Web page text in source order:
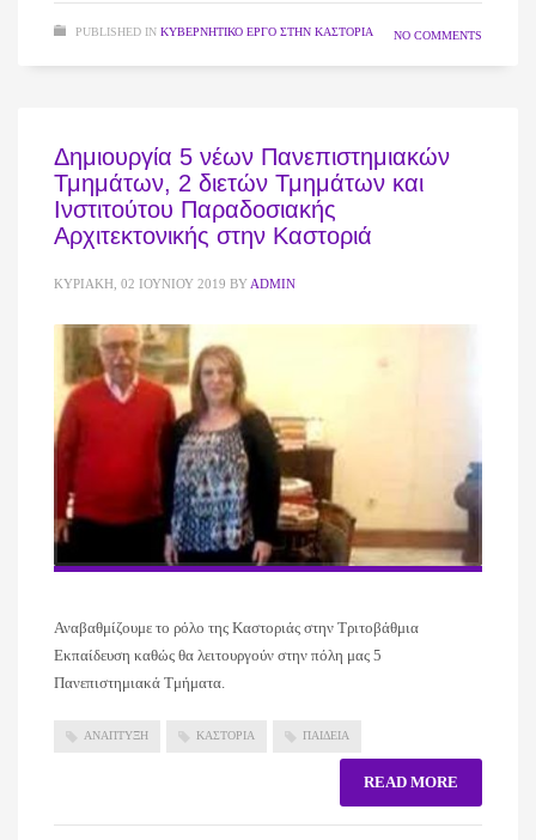
PUBLISHED IN ΚΥΒΕΡΝΗΤΙΚΌ ΈΡΓΟ ΣΤΗΝ ΚΑΣΤΟΡΙΆ NO COMMENTS
Δημιουργία 5 νέων Πανεπιστημιακών
Τμημάτων, 2 διετών Τμημάτων και
Ινστιτούτου Παραδοσιακής
Αρχιτεκτονικής στην Καστοριά
ΚΥΡΙΑΚΉ, 02 ΙΟΥΝΊΟΥ 2019 BY ADMIN
Αναβαθμίζουμε το ρόλο της Καστοριάς στην Τριτοβάθμια
Εκπαίδευση καθώς θα λειτουργούν στην πόλη μας 5
Πανεπιστημιακά Τμήματα.
ΑΝΑΠΤΥΞΗ ΚΑΣΤΟΡΙΑ ΠΑΙΔΕΙΑ
READ MORE